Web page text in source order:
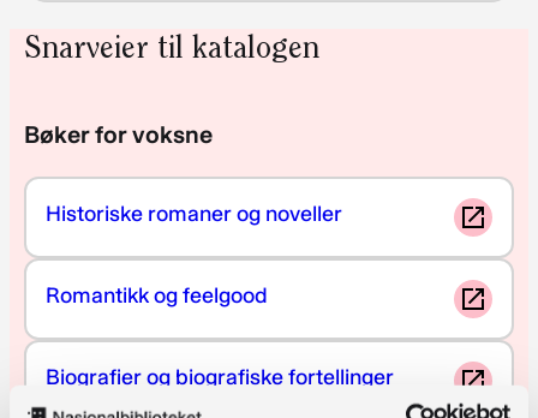
Snarveier til katalogen
Bøker for voksne
Historiske romaner og noveller
Romantikk og feelgood
Biografier og biografiske fortellinger